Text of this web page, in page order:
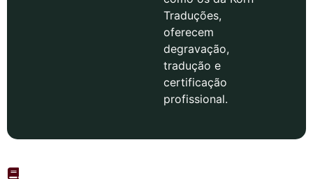
Traduções,
oferecem
degravação,
tradução e
certificação
profissional.